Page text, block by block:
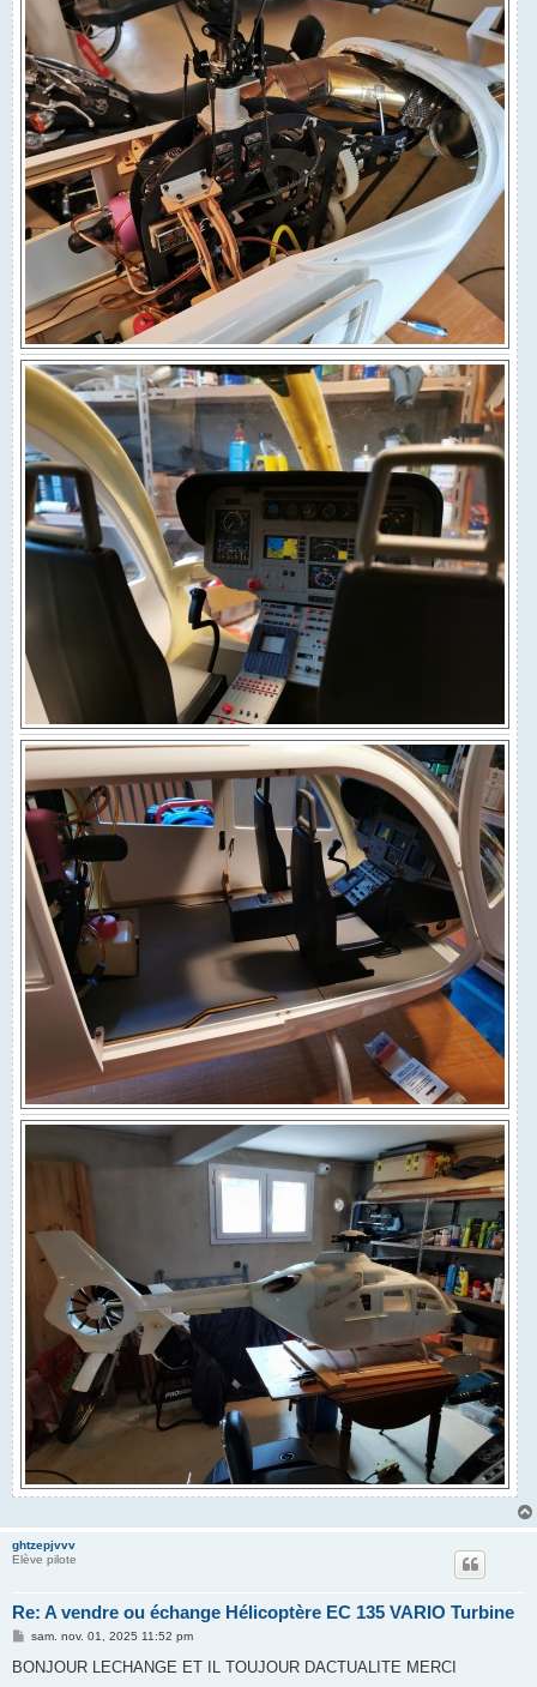
ghtzepjvvv
Elève pilote
Re: A vendre ou échange Hélicoptère EC 135 VARIO Turbine
M
s
sam. nov. 01, 2025 11:52 pm
BONJOUR LECHANGE ET IL TOUJOUR DACTUALITE MERCI